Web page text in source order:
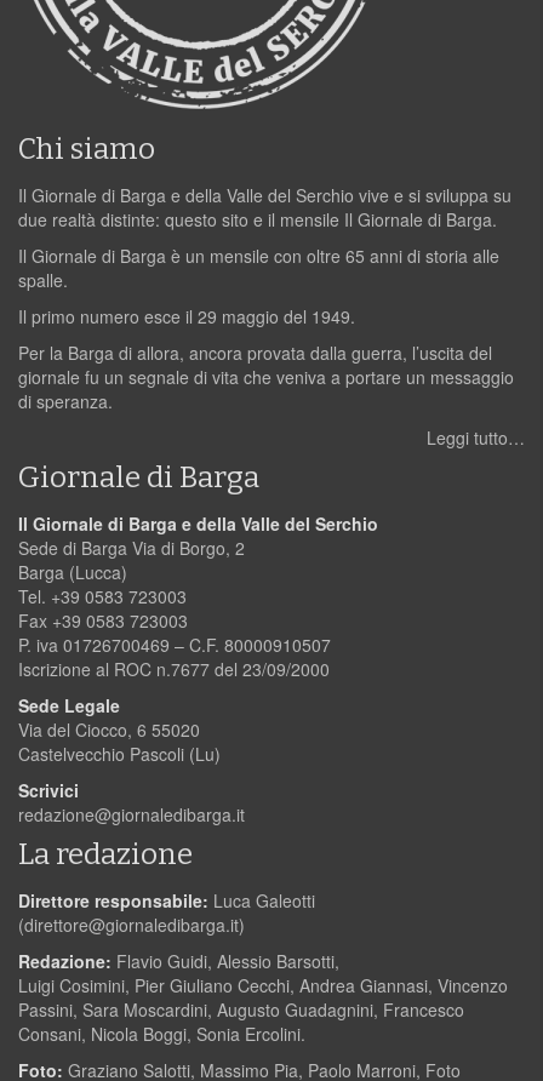
Chi siamo
Il Giornale di Barga e della Valle del Serchio vive e si sviluppa su
due realtà distinte: questo sito e il mensile Il Giornale di Barga.
Il Giornale di Barga è un mensile con oltre 65 anni di storia alle
spalle.
Il primo numero esce il 29 maggio del 1949.
Per la Barga di allora, ancora provata dalla guerra, l’uscita del
giornale fu un segnale di vita che veniva a portare un messaggio
di speranza.
Leggi tutto…
Giornale di Barga
Il Giornale di Barga e della Valle del Serchio
Sede di Barga Via di Borgo, 2
Barga (Lucca)
Tel. +39 0583 723003
Fax +39 0583 723003
P. iva 01726700469 – C.F. 80000910507
Iscrizione al ROC n.7677 del 23/09/2000
Sede Legale
Via del Ciocco, 6 55020
Castelvecchio Pascoli (Lu)
Scrivici
redazione@giornaledibarga.it
La redazione
Direttore responsabile: Luca Galeotti
(direttore@giornaledibarga.it)
Redazione: Flavio Guidi, Alessio Barsotti,
Luigi Cosimini, Pier Giuliano Cecchi, Andrea Giannasi, Vincenzo
Passini, Sara Moscardini, Augusto Guadagnini, Francesco
Consani, Nicola Boggi, Sonia Ercolini.
Foto: Graziano Salotti, Massimo Pia, Paolo Marroni, Foto